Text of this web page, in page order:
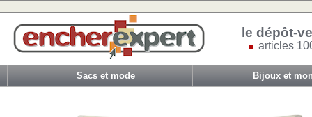
le dépôt-
articles
Sacs et mode Bijoux et